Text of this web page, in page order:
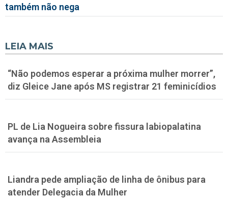
também não nega
LEIA MAIS
“Não podemos esperar a próxima mulher morrer”,
diz Gleice Jane após MS registrar 21 feminicídios
PL de Lia Nogueira sobre fissura labiopalatina
avança na Assembleia
Liandra pede ampliação de linha de ônibus para
atender Delegacia da Mulher